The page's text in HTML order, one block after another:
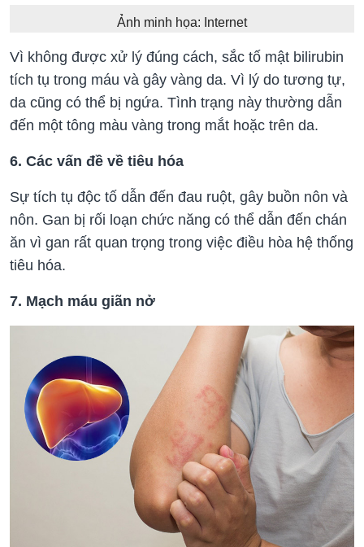
Ảnh minh họa: Internet
Vì không được xử lý đúng cách, sắc tố mật bilirubin
tích tụ trong máu và gây vàng da. Vì lý do tương tự,
da cũng có thể bị ngứa. Tình trạng này thường dẫn
đến một tông màu vàng trong mắt hoặc trên da.
6. Các vấn đề về tiêu hóa
Sự tích tụ độc tố dẫn đến đau ruột, gây buồn nôn và
nôn. Gan bị rối loạn chức năng có thể dẫn đến chán
ăn vì gan rất quan trọng trong việc điều hòa hệ thống
tiêu hóa.
7. Mạch máu giãn nở